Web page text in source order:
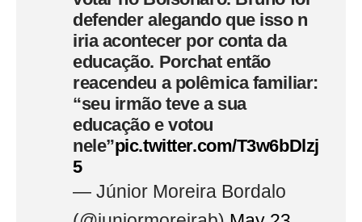
defender alegando que isso n
iria acontecer por conta da
educação. Porchat então
reacendeu a polêmica familiar:
“seu irmão teve a sua
educação e votou
nele”pic.twitter.com/T3w6bDlzj
5
— Júnior Moreira Bordalo